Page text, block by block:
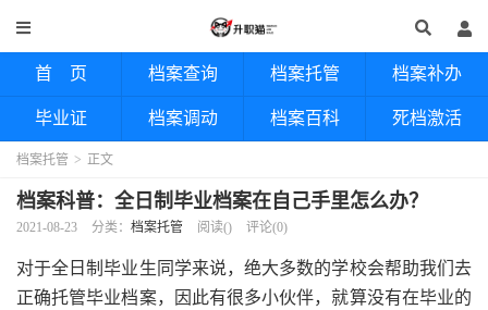
首 页 档案查询 档案托管 档案补办
毕业证 档案调动 档案百科 死档激活
档案托管 > 正文
档案科普：全日制毕业档案在自己手里怎么办？
2021-08-23 分类： 档案托管 阅读() 评论(0)
对于全日制毕业生同学来说，绝大多数的学校会帮助我们去
正确托管毕业档案，因此有很多小伙伴，就算没有在毕业的